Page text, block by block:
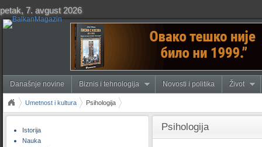
petak, 7. avgust 2026
Današnje novine Biznis i tehnologija Novosti i politika Život
Umetnost i kultura Psihologija
Istorija
Nauka
Psihologija